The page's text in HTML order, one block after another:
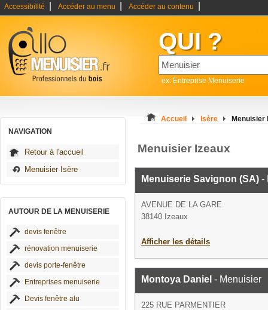
Accessibilité Accéder au menu Accéder au contenu
QUI ?
ex: Entreprise Menuiserie
NAVIGATION
Retour à l'accueil
Menuisier Isère
AUTOUR DE LA MENUISERIE
devis fenêtre
rénovation menuiserie
devis porte-fenêtre
Entreprises menuiserie
Devis fenêtre alu
Accueil Isère Menuisier
Menuisier Izeaux
Menuiserie Savignon (SA) -
AVENUE DE LA GARE
38140 Izeaux
Afficher les détails
Montoya Daniel - Menuisier
225 RUE PARMENTIER